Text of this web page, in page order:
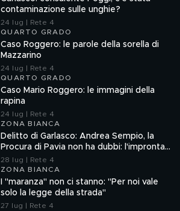
contaminazione sulle unghie?
24 lug | Rete 4
QUARTO GRADO
Caso Roggero: le parole della sorella di
Mazzarino
24 lug | Rete 4
QUARTO GRADO
Caso Mario Roggero: le immagini della
rapina
24 lug | Rete 4
ZONA BIANCA
Delitto di Garlasco: Andrea Sempio, la
Procura di Pavia non ha dubbi: l'impronta
33 è la pistola fumante
28 lug | Rete 4
ZONA BIANCA
I "maranza" non ci stanno: "Per noi vale
solo la legge della strada"
27 lug | Rete 4